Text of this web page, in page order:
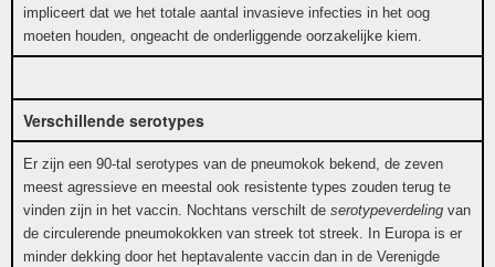
impliceert dat we het totale aantal invasieve infecties in het oog
moeten houden, ongeacht de onderliggende oorzakelijke kiem.
Verschillende serotypes
Er zijn een 90-tal serotypes van de pneumokok bekend, de zeven
meest agressieve en meestal ook resistente types zouden terug te
vinden zijn in het vaccin. Nochtans verschilt de serotypeverdeling van
de circulerende pneumokokken van streek tot streek. In Europa is er
minder dekking door het heptavalente vaccin dan in de Verenigde